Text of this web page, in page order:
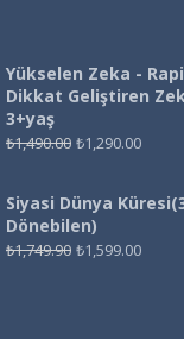
Yükselen Zeka -
Dikkat Geliştiren
3+yaş
₺1,490.00 ₺1,290.00
Siyasi Dünya
Dönebilen)
₺1,749.90 ₺1,599.00